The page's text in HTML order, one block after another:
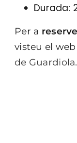
Durada:
Per a
visteu el
de Guardiola.